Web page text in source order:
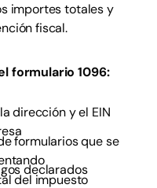
importes totales y
fiscal.
formulario 1096:
dirección y el EIN
formularios que se
declarados
del impuesto